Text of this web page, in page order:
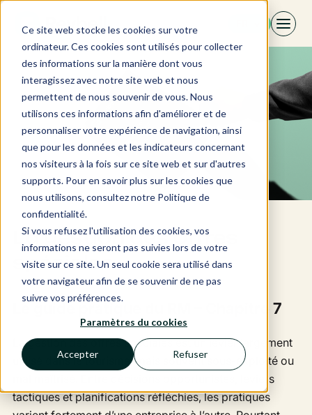
Ce site web stocke les cookies sur votre
ordinateur. Ces cookies sont utilisés pour collecter
des informations sur la manière dont vous
interagissez avec notre site web et nous
permettent de nous souvenir de vous. Nous
utilisons ces informations afin d'améliorer et de
personnaliser votre expérience de navigation, ainsi
que pour les données et les indicateurs concernant
nos visiteurs à la fois sur ce site web et sur d'autres
supports. Pour en savoir plus sur les cookies que
nous utilisons, consultez notre Politique de
confidentialité.
Si vous refusez l'utilisation des cookies, vos
informations ne seront pas suivies lors de votre
visite sur ce site. Un seul cookie sera utilisé dans
votre navigateur afin de se souvenir de ne pas
suivre vos préférences.
Paramètres du cookies
Accepter Refuser
Aller
contenu
La gestion des offres
spéciales
Le guide pratique du RM – Chapitre 7
La gestion des offres spéciales est un levier largement
utilisé dans le tourisme, mais souvent sous-exploité ou
mal maîtrisé. Entre décisions opportunistes, leviers
tactiques et planifications réfléchies, les pratiques